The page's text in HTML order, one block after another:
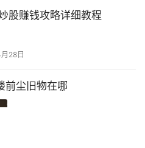
股赚钱攻略详细教程
28日
前尘旧物在哪